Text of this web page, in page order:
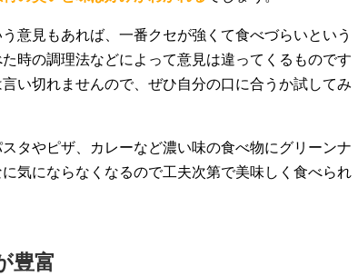
意見もあれば、一番クセが強くて食べづらいという
時の調理法などによって意見は違ってくるものです
い切れませんので、ぜひ自分の口に合うか試してみ
タやピザ、カレーなど濃い味の食べ物にグリーンナ
気にならなくなるので工夫次第で美味しく食べられ
豊富